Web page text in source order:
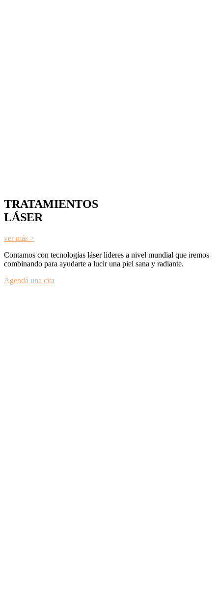
TRATAMIENTOS
LÁSER
ver más >
Contamos con tecnologías láser líderes a nivel mundial que iremos
combinando para ayudarte a lucir una piel sana y radiante.
Agendá una cita